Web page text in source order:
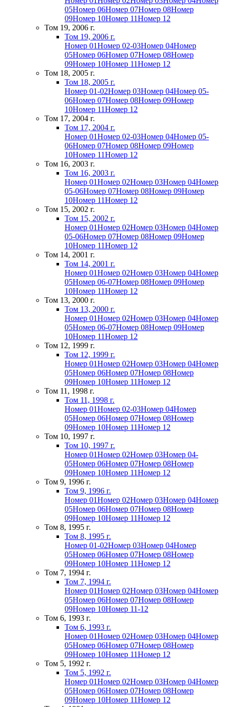
05Номер 06Номер 07Номер 08Номер
09Номер 10Номер 11Номер 12
Том 19, 2006 г.
Том 19, 2006 г.
Номер 01Номер 02-03Номер 04Номер
05Номер 06Номер 07Номер 08Номер
09Номер 10Номер 11Номер 12
Том 18, 2005 г.
Том 18, 2005 г.
Номер 01-02Номер 03Номер 04Номер 05-
06Номер 07Номер 08Номер 09Номер
10Номер 11Номер 12
Том 17, 2004 г.
Том 17, 2004 г.
Номер 01Номер 02-03Номер 04Номер 05-
06Номер 07Номер 08Номер 09Номер
10Номер 11Номер 12
Том 16, 2003 г.
Том 16, 2003 г.
Номер 01Номер 02Номер 03Номер 04Номер
05-06Номер 07Номер 08Номер 09Номер
10Номер 11Номер 12
Том 15, 2002 г.
Том 15, 2002 г.
Номер 01Номер 02Номер 03Номер 04Номер
05-06Номер 07Номер 08Номер 09Номер
10Номер 11Номер 12
Том 14, 2001 г.
Том 14, 2001 г.
Номер 01Номер 02Номер 03Номер 04Номер
05Номер 06-07Номер 08Номер 09Номер
10Номер 11Номер 12
Том 13, 2000 г.
Том 13, 2000 г.
Номер 01Номер 02Номер 03Номер 04Номер
05Номер 06-07Номер 08Номер 09Номер
10Номер 11Номер 12
Том 12, 1999 г.
Том 12, 1999 г.
Номер 01Номер 02Номер 03Номер 04Номер
05Номер 06Номер 07Номер 08Номер
09Номер 10Номер 11Номер 12
Том 11, 1998 г.
Том 11, 1998 г.
Номер 01Номер 02-03Номер 04Номер
05Номер 06Номер 07Номер 08Номер
09Номер 10Номер 11Номер 12
Том 10, 1997 г.
Том 10, 1997 г.
Номер 01Номер 02Номер 03Номер 04-
05Номер 06Номер 07Номер 08Номер
09Номер 10Номер 11Номер 12
Том 9, 1996 г.
Том 9, 1996 г.
Номер 01Номер 02Номер 03Номер 04Номер
05Номер 06Номер 07Номер 08Номер
09Номер 10Номер 11Номер 12
Том 8, 1995 г.
Том 8, 1995 г.
Номер 01-02Номер 03Номер 04Номер
05Номер 06Номер 07Номер 08Номер
09Номер 10Номер 11Номер 12
Том 7, 1994 г.
Том 7, 1994 г.
Номер 01Номер 02Номер 03Номер 04Номер
05Номер 06Номер 07Номер 08Номер
09Номер 10Номер 11-12
Том 6, 1993 г.
Том 6, 1993 г.
Номер 01Номер 02Номер 03Номер 04Номер
05Номер 06Номер 07Номер 08Номер
09Номер 10Номер 11Номер 12
Том 5, 1992 г.
Том 5, 1992 г.
Номер 01Номер 02Номер 03Номер 04Номер
05Номер 06Номер 07Номер 08Номер
09Номер 10Номер 11Номер 12